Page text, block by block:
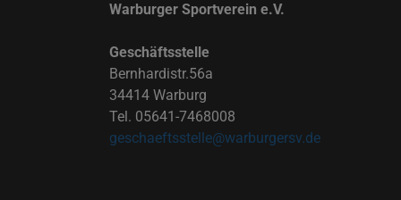
Warburger Sportverein e.V.
Geschäftsstelle
Bernhardistr.56a
34414 Warburg
Tel. 05641-7468008
geschaeftsstelle@warburgersv.de